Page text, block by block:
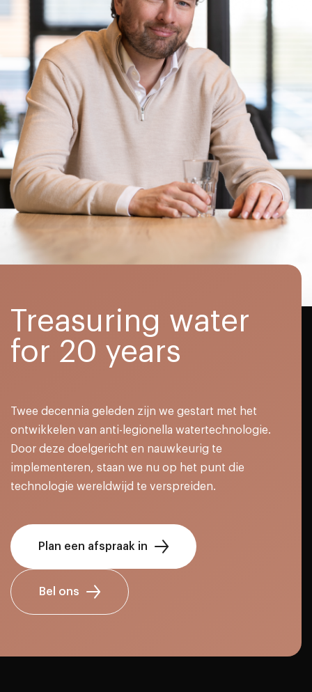
Treasuring water
for 20 years
Twee decennia geleden zijn we gestart met het
ontwikkelen van anti-legionella watertechnologie.
Door deze doelgericht en nauwkeurig te
implementeren, staan we nu op het punt die
technologie wereldwijd te verspreiden.
Plan een afspraak in
Bel ons